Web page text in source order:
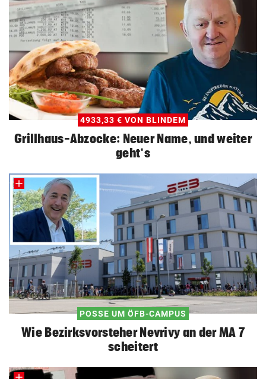
4933,33 € VON BLINDEM
Grillhaus-Abzocke: Neuer Name, und weiter
geht‘s
POSSE UM ÖFB-CAMPUS
Wie Bezirksvorsteher Nevrivy an der MA 7
scheitert